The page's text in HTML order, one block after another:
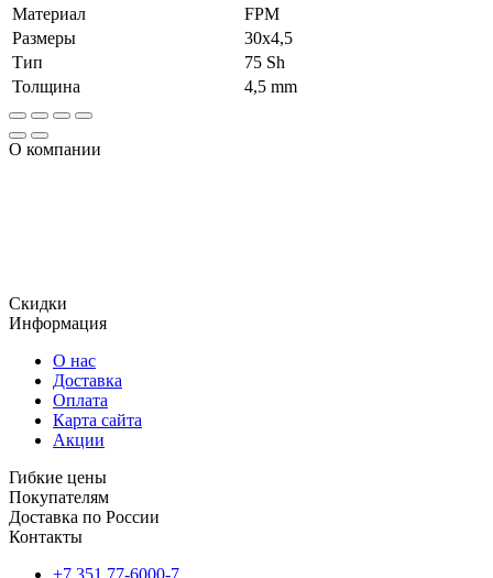
Материал
FPM
Размеры
30x4,5
Тип
75 Sh
Толщина
4,5 mm
О компании
Скидки
Информация
О нас
Доставка
Оплата
Карта сайта
Акции
Гибкие цены
Покупателям
Доставка по России
Контакты
+7 351 77-6000-7